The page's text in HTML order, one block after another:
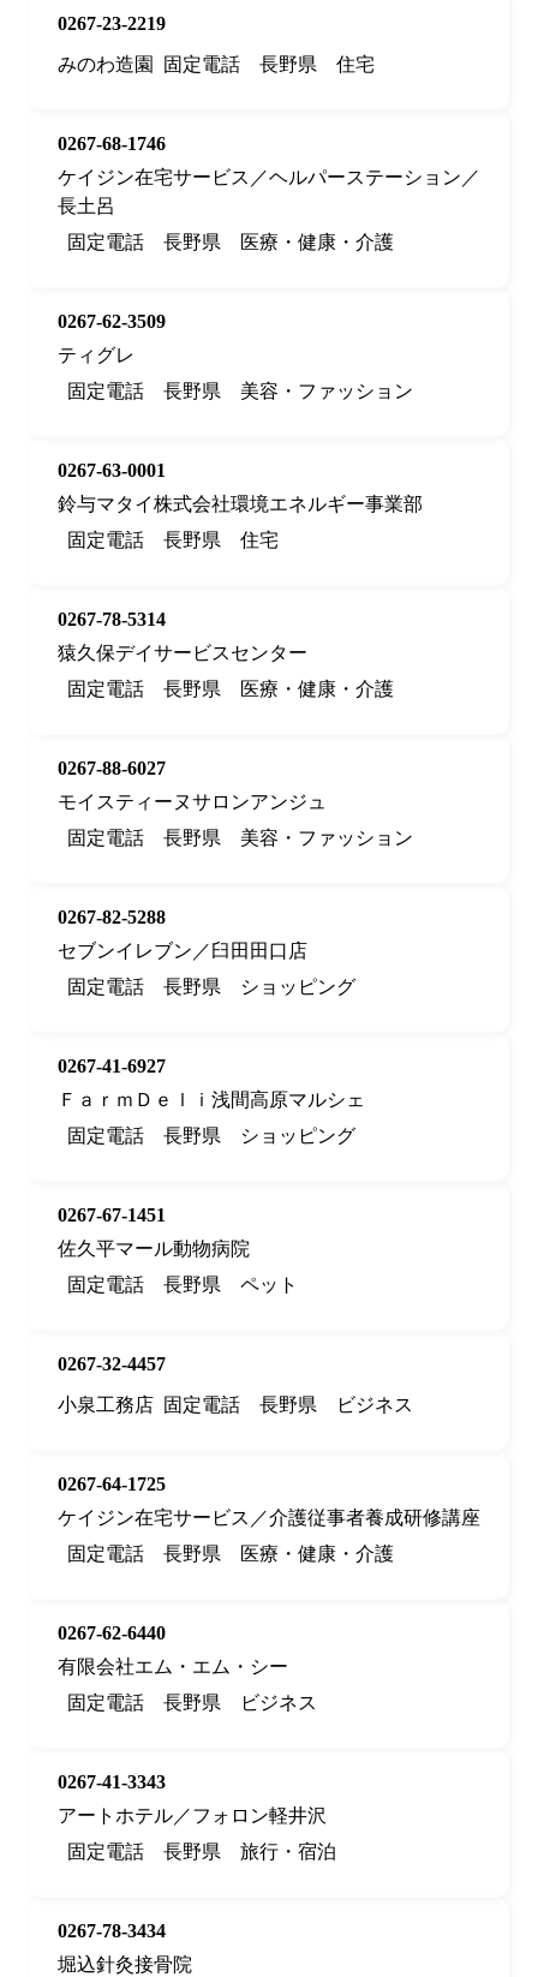
0267-23-2219
みのわ造園
固定電話 長野県 住宅
0267-68-1746
ケイジン在宅サービス／ヘルパーステーション／
長土呂
固定電話
長野県 医療・健康・介護
0267-62-3509
ティグレ
固定電話
長野県 美容・ファッション
0267-63-0001
鈴与マタイ株式会社環境エネルギー事業部
固定電話
長野県 住宅
0267-78-5314
猿久保デイサービスセンター
固定電話
長野県 医療・健康・介護
0267-88-6027
モイスティーヌサロンアンジュ
固定電話
長野県 美容・ファッション
0267-82-5288
セブンイレブン／臼田田口店
固定電話
長野県 ショッピング
0267-41-6927
ＦａｒｍＤｅｌｉ浅間高原マルシェ
固定電話
長野県 ショッピング
0267-67-1451
佐久平マール動物病院
固定電話
長野県 ペット
0267-32-4457
小泉工務店 固定電話 長野県 ビジネス
0267-64-1725
ケイジン在宅サービス／介護従事者養成研修講座
固定電話
長野県 医療・健康・介護
0267-62-6440
有限会社エム・エム・シー
固定電話
長野県 ビジネス
0267-41-3343
アートホテル／フォロン軽井沢
固定電話
長野県 旅行・宿泊
0267-78-3434
堀込針灸接骨院